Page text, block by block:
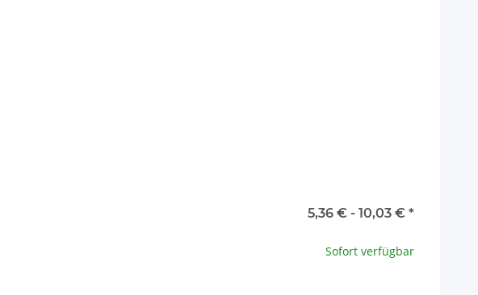
5,36 € - 10,03 € *
Sofort verfügbar